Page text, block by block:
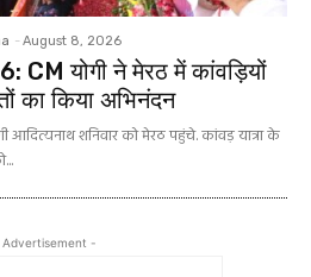
- August 8, 2026
योगी ने मेरठ में कांवड़ियों
का किया अभिनंदन
आदित्यनाथ शनिवार को मेरठ पहुंचे. कांवड़ यात्रा के
-